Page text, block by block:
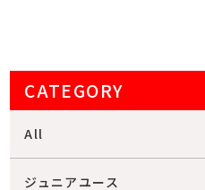
CATEGORY
All
ジュニアユース